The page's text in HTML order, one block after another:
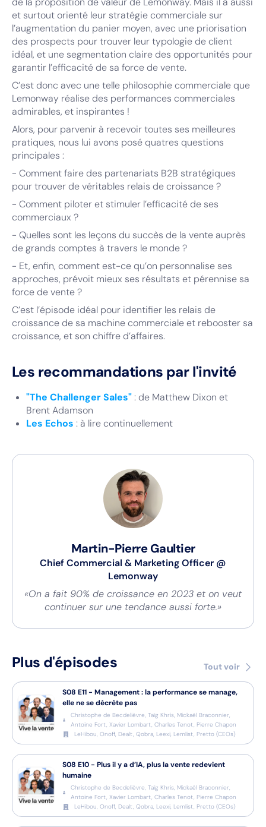
et surtout orienté leur stratégie commerciale sur
l’augmentation du panier moyen, avec une priorisation
des prospects pour trouver leur typologie de client
idéal, et une segmentation claire des opportunités pour
garantir l’efficacité de sa force de vente.
C’est donc avec une telle philosophie commerciale que
Lemonway réalise des performances commerciales
admirables, et inspirantes !
Alors, pour parvenir à recevoir toutes ses meilleures
pratiques, nous lui avons posé quatres questions
principales :
- Comment faire des partenariats B2B stratégiques
pour trouver de véritables relais de croissance ?
- Comment piloter et stimuler l’efficacité de ses
commerciaux ?
- Quelles sont les leçons du succès de la vente auprès
de grands comptes à travers le monde ?
- Et, enfin, comment est-ce qu’on personnalise ses
approches, prévoit mieux ses résultats et pérennise sa
force de vente ?
C’est l’épisode idéal pour identifier les relais de
croissance de sa machine commerciale et rebooster sa
croissance, et son chiffre d’affaires.
Les recommandations par l'invité
"The Challenger Sales": de Matthew Dixon et
Brent Adamson
Les Echos : à lire continuellement
Martin-Pierre Gaultier
Chief Commercial & Marketing Officer @
Lemonway
«On a fait 90% de croissance en 2023 et on veut
continuer sur une tendance aussi forte.»
Plus d'épisodes Tout voir
S08 E11 - Management : la performance se manage,
elle ne se décrète pas
Christophe de Becdelièvre, Taïg Khris, Mickaël Braconnier,
Antoine Fort, Xavier Lombart, Charles Tenot, Pierre Chapon
LeHibou, Onoff, Dealt, Qobra, Leexi, Lemlist, Pretto (CEOs)
S08 E10 - Plus il y a d’IA, plus la vente redevient
humaine
Christophe de Becdelièvre, Taïg Khris, Mickaël Braconnier,
Antoine Fort, Xavier Lombart, Charles Tenot, Pierre Chapon
LeHibou, Onoff, Dealt, Qobra, Leexi, Lemlist, Pretto (CEOs)